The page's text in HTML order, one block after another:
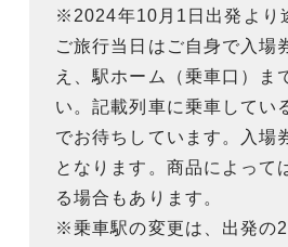
※2024年10月1日出発より
ご旅行当日はご自身で入場
え、駅ホーム（乗車口）ま
い。記載列車に乗車してい
でお待ちしています。入場
となります。商品によって
る場合もあります。
※乗車駅の変更は、出発の